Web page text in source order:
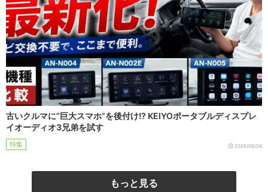
古いクルマに“巨大スマホ”を後付け!? KEIYOポータブルディスプレ
イオーディオ3兄弟を試す
特集 2026/08/04
もっと見る